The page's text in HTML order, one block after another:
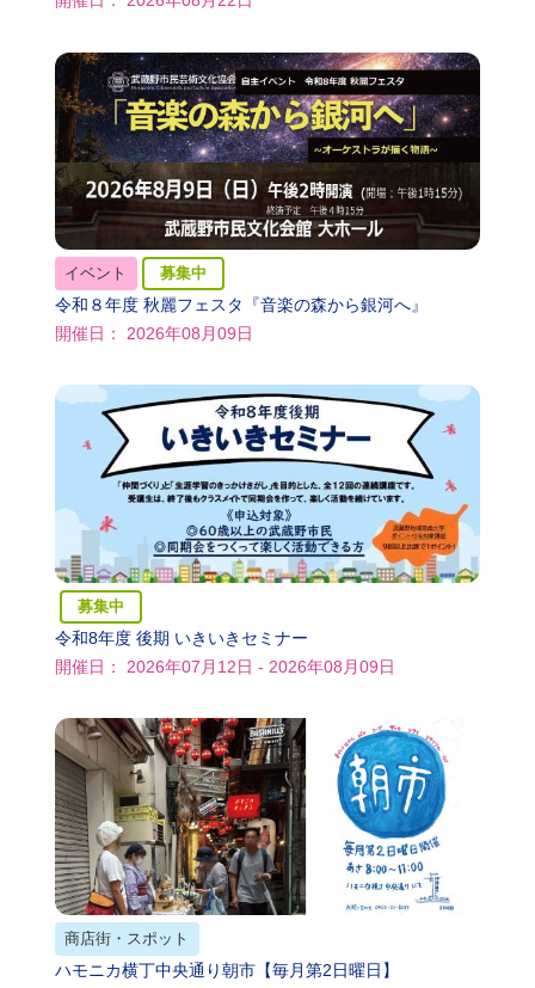
イベント 募集中
令和８年度 秋麗フェスタ『音楽の森から銀河へ』
開催日： 2026年08月09日
募集中
令和8年度 後期 いきいきセミナー
開催日： 2026年07月12日 - 2026年08月09日
商店街・スポット
ハモニカ横丁中央通り朝市【毎月第2日曜日】